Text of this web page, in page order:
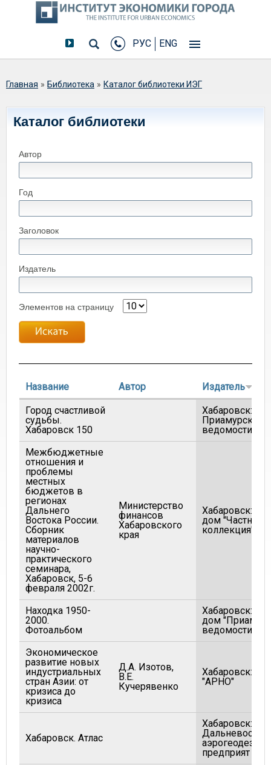
РУС ENG
Вы здесь
Главная » Библиотека » Каталог библиотеки ИЭГ
Каталог библиотеки
Автор
Год
Заголовок
Издатель
Элементов на страницу
Название Автор Издатель
Город счастливой
судьбы.
Хабаровск 150
Хабаровск:
Приамурские
ведомости
Межбюджетные
отношения и
проблемы
местных
бюджетов в
регионах
Дальнего
Востока России.
Сборник
материалов
научно-
практического
семинара,
Хабаровск, 5-6
февраля 2002г.
Министерство
финансов
Хабаровского
края
Хабаровск:
дом "Частная
коллекция"
Находка 1950-
2000.
Фотоальбом
Хабаровск:
дом
ведомости"
Экономическое
развитие новых
индустриальных
стран Азии: от
кризиса до
кризиса
Д.А. Изотов,
В.Е.
Кучерявенко
Хабаровск: ИД
"АРНО"
Хабаровск. Атлас
Хабаровск:
Дальневост.
предприят